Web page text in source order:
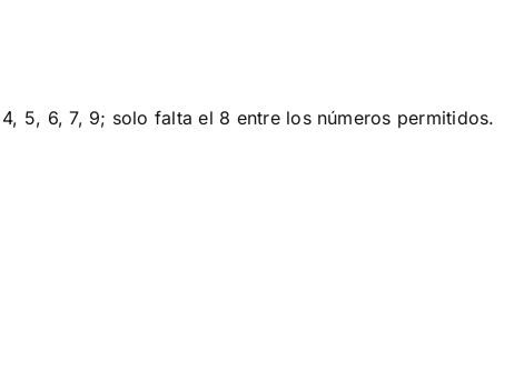
5, 6, 7, 9; solo falta el 8 entre los números permitidos.